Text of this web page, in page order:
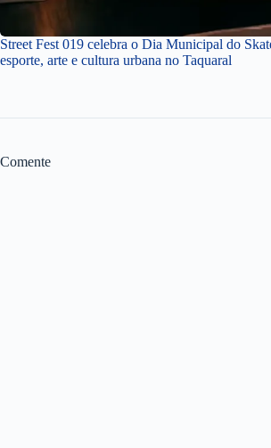
Street Fest 019 celebra o Dia Municipal do
esporte, arte e cultura urbana no Taquaral
Comente